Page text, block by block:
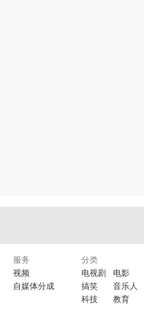
服务
视频
自媒体分成
分类
电视剧
电影
搞笑
音乐人
科技
教育